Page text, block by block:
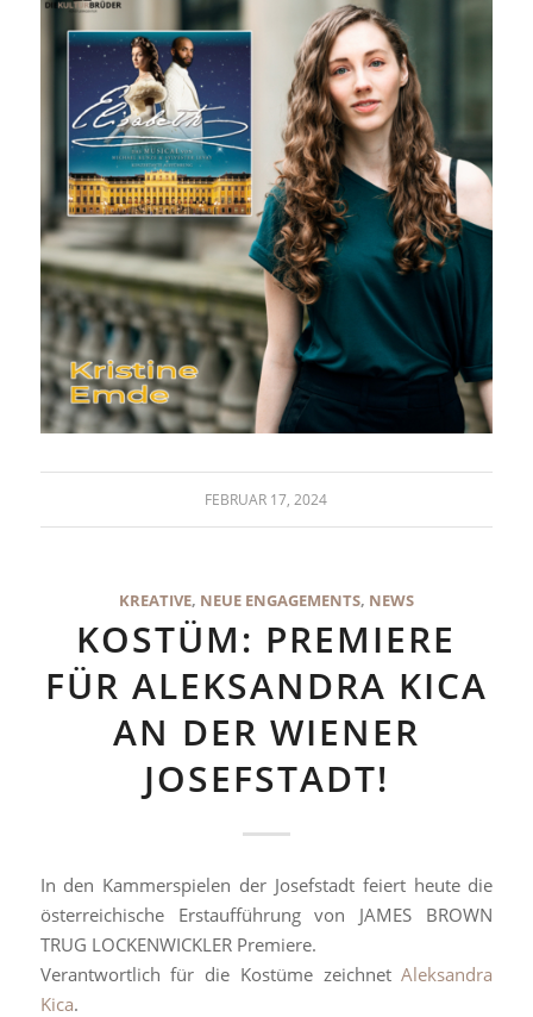
FEBRUAR 17, 2024
KREATIVE, NEUE ENGAGEMENTS, NEWS
KOSTÜM: PREMIERE
FÜR ALEKSANDRA KICA
AN DER WIENER
JOSEFSTADT!
In den Kammerspielen der Josefstadt feiert heute die
österreichische Erstaufführung von JAMES BROWN
TRUG LOCKENWICKLER Premiere.
Verantwortlich für die Kostüme zeichnetAleksandra
Kica.